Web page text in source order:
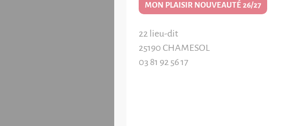
MON PLAISIR NOUVEAUTÉ 26/27
22 lieu-dit
25190 CHAMESOL
03 81 92 56 17